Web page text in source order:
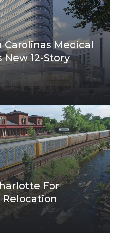
Medical
12-Story
For